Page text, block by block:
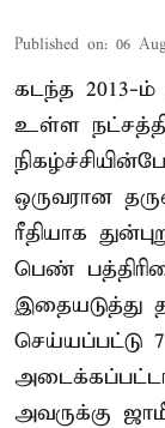
Published on: 06
கடந்த 2013-
உள்ள
ஒருவரான
ரீதியாக
பெண்
இதையடுத்து
செய்யப்பட்டு
அவருக்கு